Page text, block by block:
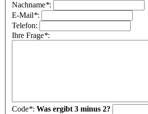
Nachname*:
E-Mail*:
Telefon:
Ihre Frage*:
Code*: Was ergibt 3 minus 2?